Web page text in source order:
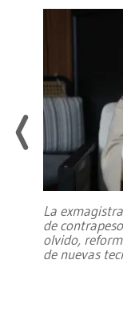
La
de
olvido,
de nuevas